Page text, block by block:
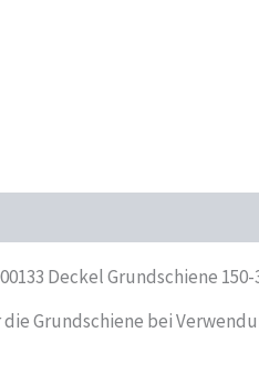
Deckel Grundschiene 150-
Grundschiene bei